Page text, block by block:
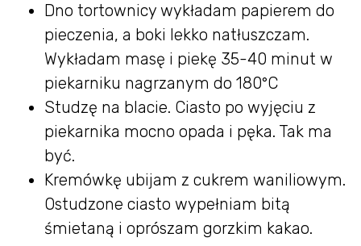
Dno tortownicy wykładam papierem do
pieczenia, a boki lekko natłuszczam.
Wykładam masę i piekę 35-40 minut w
piekarniku nagrzanym do 180°C
Studzę na blacie. Ciasto po wyjęciu z
piekarnika mocno opada i pęka. Tak ma
być.
Kremówkę ubijam z cukrem waniliowym.
Ostudzone ciasto wypełniam bitą
śmietaną i oprószam gorzkim kakao.